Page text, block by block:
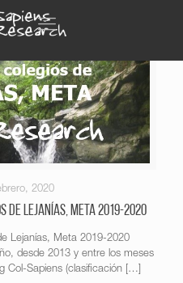
2020
de Lejanías, Meta 2019-2020
Lejanías, Meta 2019-2020
desde 2013 y entre los meses
Col-Sapiens (clasificación […]